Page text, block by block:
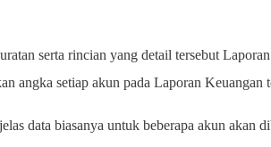
serta rincian yang detail tersebut
angka setiap akun pada Laporan Keuangan
data biasanya untuk beberapa akun akan